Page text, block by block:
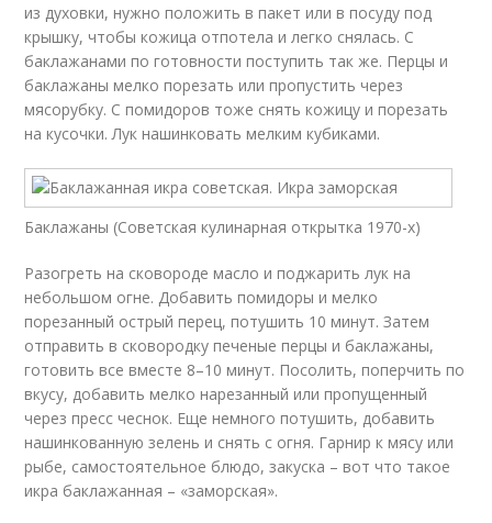
из духовки, нужно положить в пакет или в посуду под
крышку, чтобы кожица отпотела и легко снялась. С
баклажанами по готовности поступить так же. Перцы и
баклажаны мелко порезать или пропустить через
мясорубку. С помидоров тоже снять кожицу и порезать
на кусочки. Лук нашинковать мелким кубиками.
Баклажаны (Советская кулинарная открытка 1970-х)
Разогреть на сковороде масло и поджарить лук на
небольшом огне. Добавить помидоры и мелко
порезанный острый перец, потушить 10 минут. Затем
отправить в сковородку печеные перцы и баклажаны,
готовить все вместе 8–10 минут. Посолить, поперчить по
вкусу, добавить мелко нарезанный или пропущенный
через пресс чеснок. Еще немного потушить, добавить
нашинкованную зелень и снять с огня. Гарнир к мясу или
рыбе, самостоятельное блюдо, закуска – вот что такое
икра баклажанная – «заморская».